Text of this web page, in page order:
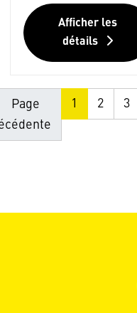
Afficher les
détails
Page
1 2 3